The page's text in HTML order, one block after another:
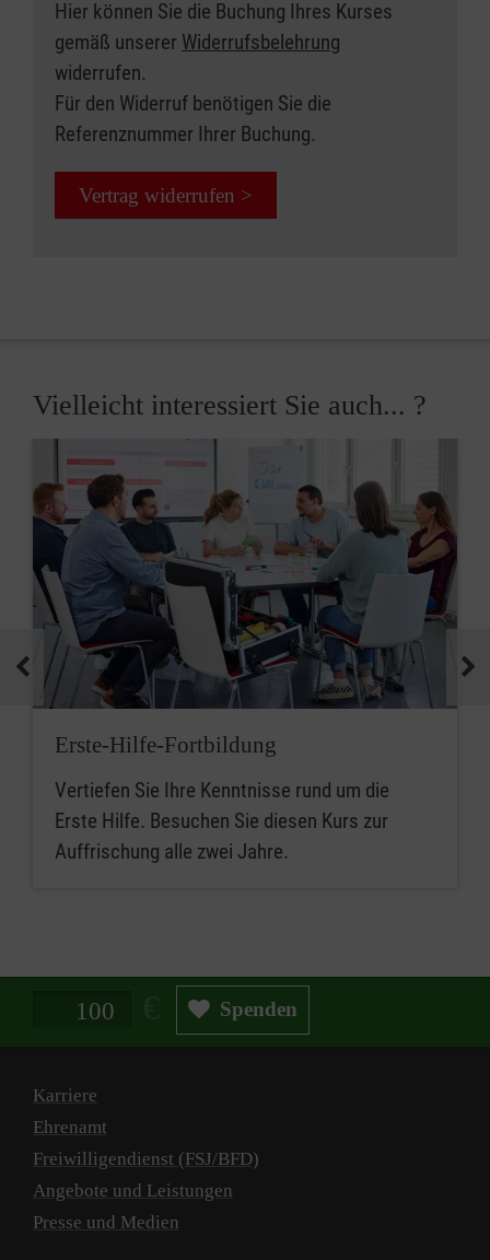
Hier können Sie die Buchung Ihres Kurses
gemäß unserer Widerrufsbelehrung
widerrufen.
Für den Widerruf benötigen Sie die
Referenznummer Ihrer Buchung.
Vertrag widerrufen >
Vielleicht interessiert Sie auch... ?
Erste-Hilfe-Fortbildung
Vertiefen Sie Ihre Kenntnisse rund um die
Erste Hilfe. Besuchen Sie diesen Kurs zur
Auffrischung alle zwei Jahre.
Spendenbetrag in Euro Spenden
Karriere
Ehrenamt
Freiwilligendienst (FSJ/BFD)
Angebote und Leistungen
Presse und Medien